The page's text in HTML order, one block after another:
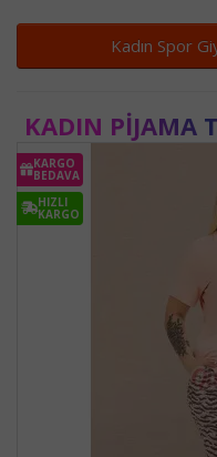
Kadın Spor
KADIN PIJAMA
KARGO
BEDAVA
HIZLI
KARGO